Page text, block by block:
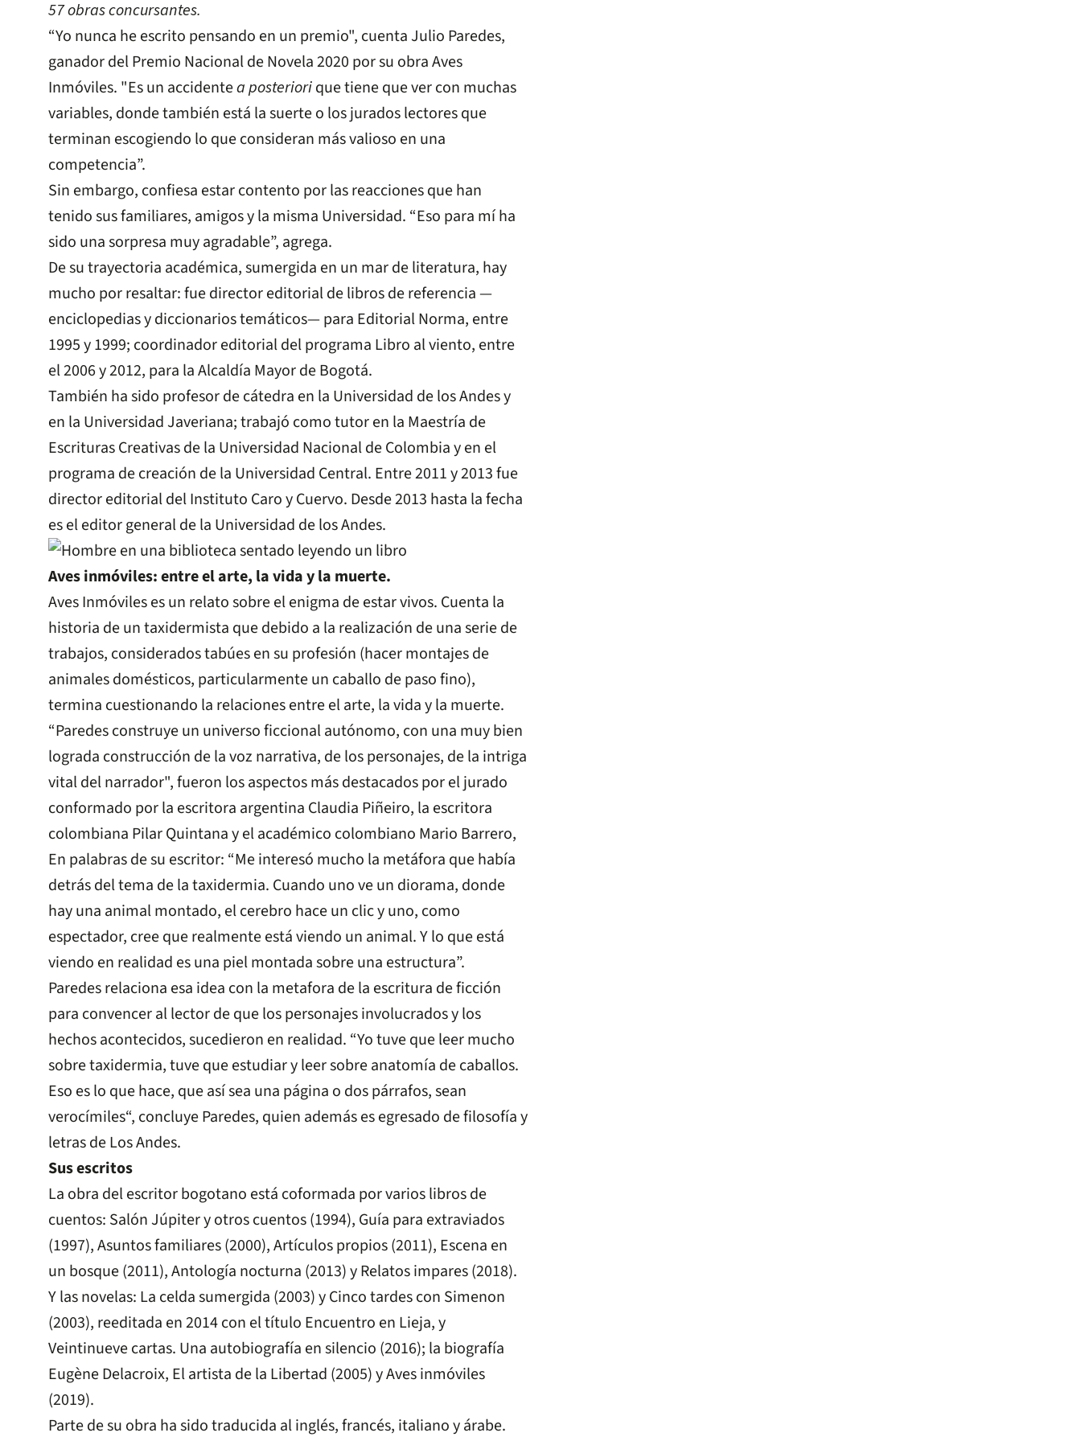
57 obras concursantes.
“Yo nunca he escrito pensando en un premio", cuenta Julio Paredes,
ganador del Premio Nacional de Novela 2020 por su obra Aves
Inmóviles. "Es un accidentea posteriorique tiene que ver con muchas
variables, donde también está la suerte o los jurados lectores que
terminan escogiendo lo que consideran más valioso en una
competencia”.
Sin embargo, confiesa estar contento por las reacciones que han
tenido sus familiares, amigos y la misma Universidad. “Eso para mí ha
sido una sorpresa muy agradable”, agrega.
De su trayectoria académica, sumergida en un mar de literatura, hay
mucho por resaltar: fue director editorial de libros de referencia —
enciclopedias y diccionarios temáticos— para Editorial Norma, entre
1995 y 1999; coordinador editorial del programa Libro al viento, entre
el 2006 y 2012, para la Alcaldía Mayor de Bogotá.
También ha sido profesor de cátedra en la Universidad de los Andes y
en la Universidad Javeriana; trabajó como tutor en la Maestría de
Escrituras Creativas de la Universidad Nacional de Colombia y en el
programa de creación de la Universidad Central. Entre 2011 y 2013 fue
director editorial del Instituto Caro y Cuervo. Desde 2013 hasta la fecha
es el editor general de la Universidad de los Andes.
Aves inmóviles: entre el arte, la vida y la muerte.
Aves Inmóviles es un relato sobre el enigma de estar vivos. Cuenta la
historia de un taxidermista que debido a la realización de una serie de
trabajos, considerados tabúes en su profesión (hacer montajes de
animales domésticos, particularmente un caballo de paso fino),
termina cuestionando la relaciones entre el arte, la vida y la muerte.
“Paredes construye un universo ficcional autónomo, con una muy bien
lograda construcción de la voz narrativa, de los personajes, de la intriga
vital del narrador", fueron los aspectos más destacados por el jurado
conformado por la escritora argentina Claudia Piñeiro, la escritora
colombiana Pilar Quintana y el académico colombiano Mario Barrero,
En palabras de su escritor: “Me interesó mucho la metáfora que había
detrás del tema de la taxidermia. Cuando uno ve un diorama, donde
hay una animal montado, el cerebro hace un clic y uno, como
espectador, cree que realmente está viendo un animal. Y lo que está
viendo en realidad es una piel montada sobre una estructura”.
Paredes relaciona esa idea con la metafora de la escritura de ficción
para convencer al lector de que los personajes involucrados y los
hechos acontecidos, sucedieron en realidad. “Yo tuve que leer mucho
sobre taxidermia, tuve que estudiar y leer sobre anatomía de caballos.
Eso es lo que hace, que así sea una página o dos párrafos, sean
verocímiles“, concluye Paredes, quien además es egresado de filosofía y
letras de Los Andes.
Sus escritos
La obra del escritor bogotano está coformada por varios libros de
cuentos: Salón Júpiter y otros cuentos (1994), Guía para extraviados
(1997), Asuntos familiares (2000), Artículos propios (2011), Escena en
un bosque (2011), Antología nocturna (2013) y Relatos impares (2018).
Y las novelas: La celda sumergida (2003) y Cinco tardes con Simenon
(2003), reeditada en 2014 con el título Encuentro en Lieja, y
Veintinueve cartas. Una autobiografía en silencio (2016); la biografía
Eugène Delacroix, El artista de la Libertad (2005) y Aves inmóviles
(2019).
Parte de su obra ha sido traducida al inglés, francés, italiano y árabe.